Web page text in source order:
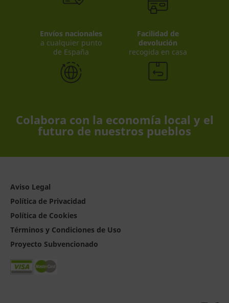
Envíos nacionales
a cualquier punto
de España
Facilidad de
devolución
recogida en casa
Colabora con la economía local y el
futuro de nuestros pueblos
Aviso Legal
Política de Privacidad
Política de Cookies
Términos y Condiciones de Uso
Proyecto Subvencionado